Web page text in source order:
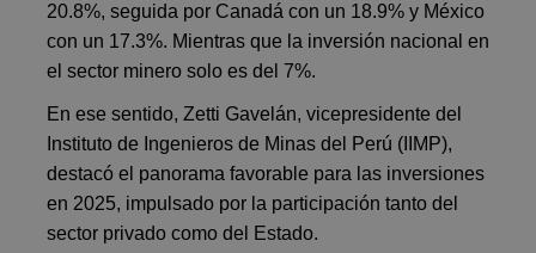
20.8%, seguida por Canadá con un 18.9% y México
con un 17.3%. Mientras que la inversión nacional en
el sector minero solo es del 7%.
En ese sentido, Zetti Gavelán, vicepresidente del
Instituto de Ingenieros de Minas del Perú (IIMP),
destacó el panorama favorable para las inversiones
en 2025, impulsado por la participación tanto del
sector privado como del Estado.